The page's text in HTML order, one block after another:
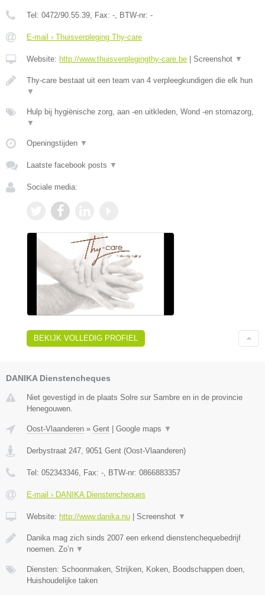
Tel: 0472/90.55.39 , Fax: - , BTW-nr: -
E-mail › Thuisverpleging Thy-care
Website: http://www.thuisverplegingthy-care.be | Screenshot ▼
Thy-care bestaat uit een team van 4 verpleegkundigen die elk hun
▼
Hulp bij hygiënische zorg, aan -en uitkleden, Wond -en stomazorg,
▼
Openingstijden ▼
Laatste facebook posts ▼
Sociale media:
BEKIJK VOLLEDIG PROFIEL
DANIKA Dienstencheques
Niet gevestigd in de plaats Solre sur Sambre en in de provincie
Henegouwen.
Oost-Vlaanderen » Gent | Google maps ▼
Derbystraat 247 9051 Gent (Oost-Vlaanderen)
Tel: 052343346 , Fax: - , BTW-nr: 0866883357
E-mail › DANIKA Dienstencheques
Website: http://www.danika.nu | Screenshot ▼
Danika mag zich sinds 2007 een erkend dienstenchequebedrijf
noemen. Zo’n ▼
Diensten: Schoonmaken, Strijken, Koken, Boodschappen doen,
Huishoudelijke taken